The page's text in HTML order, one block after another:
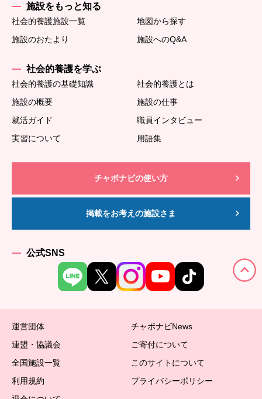
施設をもっと知る
社会的養護施設一覧
地図から探す
施設のおたより
施設へのQ&A
社会的養護を学ぶ
社会的養護の基礎知識
社会的養護とは
施設の概要
施設の仕事
就活ガイド
職員インタビュー
実習について
用語集
チャボナビの使い方
掲載をお考えの施設さま
公式SNS
運営団体
チャボナビNews
連盟・協議会
ご寄付について
全国施設一覧
このサイトについて
利用規約
プライバシーポリシー